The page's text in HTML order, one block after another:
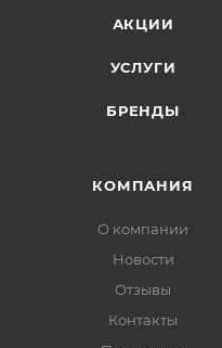
АКЦИИ
УСЛУГИ
БРЕНДЫ
КОМПАНИЯ
О компании
Новости
Отзывы
Контакты